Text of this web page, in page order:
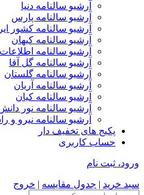
آرشیو سالنامه دنیا
آرشیو سالنامه پارس
آرشیو سالنامه کشور
آرشیو سالنامه کیهان
آرشیو سالنامه اطلاعات
آرشیو سالنامه گل آقا
آرشیو سالنامه گلستان
آرشیو سالنامه آریان
آرشیو سالنامه کیان
آرشیو سالنامه نور
آرشیو سالنامه نیرو و
پکیج های تخفیف دار
حساب کاربری
ورود، ثبت نام
سبد خرید | جدول مقایسه | خروج